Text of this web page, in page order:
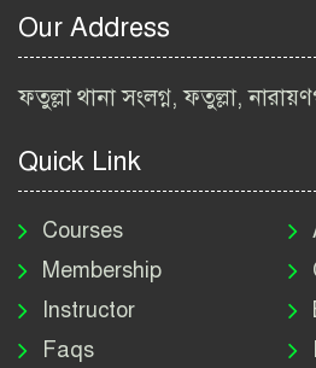
২০২৬ |
নিয়োগ
Job
২০২৬ |
Our Address
ফতুল্লা থানা সংলগ্ন, ফতুল্লা,
Quick Link
Courses
Membership
Instructor
Faqs